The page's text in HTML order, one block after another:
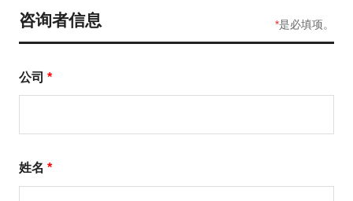
咨询者信息 *是必填项。
公司 *
姓名 *